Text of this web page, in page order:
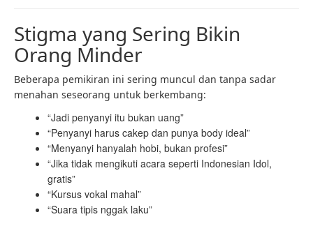
Stigma yang Sering Bikin
Orang Minder
Beberapa pemikiran ini sering muncul dan tanpa sadar
menahan seseorang untuk berkembang:
“Jadi penyanyi itu bukan uang”
“Penyanyi harus cakep dan punya body ideal”
“Menyanyi hanyalah hobi, bukan profesi”
“Jika tidak mengikuti acara seperti Indonesian Idol,
gratis”
“Kursus vokal mahal”
“Suara tipis nggak laku”